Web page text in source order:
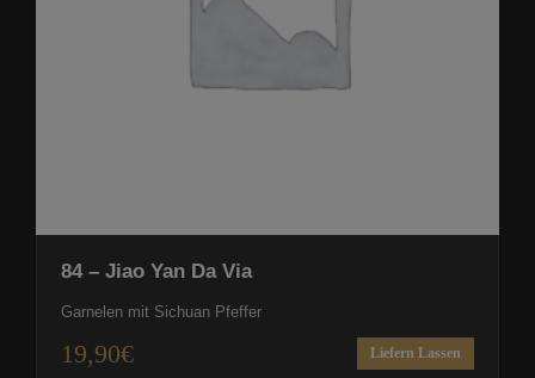
84 – Jiao Yan Da Via
Garnelen mit Sichuan Pfeffer
19,90€ Liefern Lassen